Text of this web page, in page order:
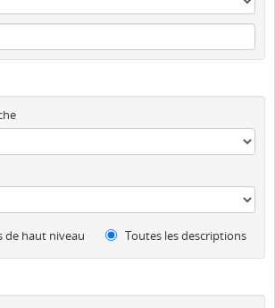
de haut niveau Toutes les descriptions